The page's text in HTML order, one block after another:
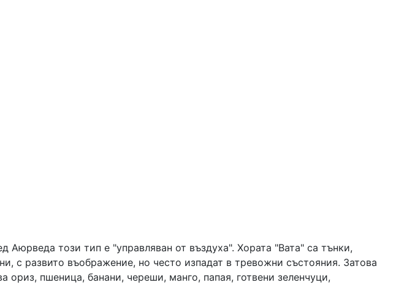
Аюрведа този тип е "управляван от въздуха". Хората "Вата" са тънки,
с развито въображение, но често изпадат в тревожни състояния. Затова
пшеница, банани, череши, манго, папая, готвени зеленчуци,